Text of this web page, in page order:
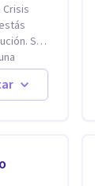
Si
Si
Si